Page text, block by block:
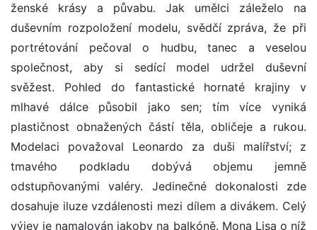
ženské krásy a půvabu. Jak umělci záleželo na
duševním rozpoložení modelu, svědčí zpráva, že při
portrétování pečoval o hudbu, tanec a veselou
společnost, aby si sedící model udržel duševní
svěžest. Pohled do fantastické hornaté krajiny v
mlhavé dálce působil jako sen; tím více vyniká
plastičnost obnažených částí těla, obličeje a rukou.
Modelaci považoval Leonardo za duši malířství; z
tmavého podkladu dobývá objemu jemně
odstupňovanými valéry. Jedinečné dokonalosti zde
dosahuje iluze vzdálenosti mezi dílem a divákem. Celý
výjev je namalován jakoby na balkóně. Mona Lisa o níž